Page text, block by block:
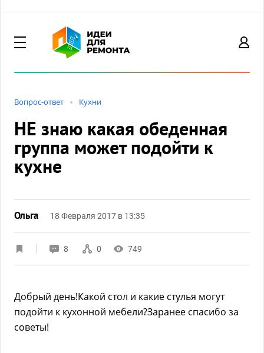
Вопрос-ответ Кухни
НЕ знаю какая обеденная
группа может подойти к
кухне
Ольга 18 Февраля 2017 в 13:35
8 0 749
Добрый день!Какой стол и какие стулья могут
подойти к кухонной мебели?Заранее спасибо за
советы!